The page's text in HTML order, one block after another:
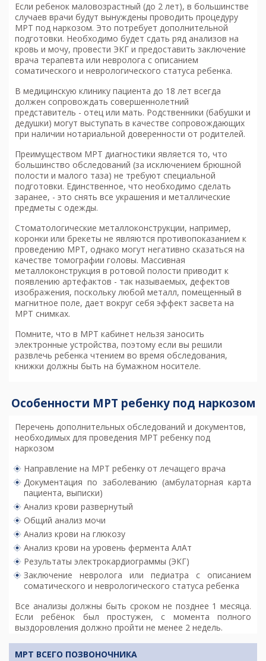
Если ребенок маловозрастный (до 2 лет), в большинстве
случаев врачи будут вынуждены проводить процедуру
МРТ под наркозом. Это потребует дополнительной
подготовки. Необходимо будет сдать ряд анализов на
кровь и мочу, провести ЭКГ и предоставить заключение
врача терапевта или невролога с описанием
соматического и неврологического статуса ребенка.
В медицинскую клинику пациента до 18 лет всегда
должен сопровождать совершеннолетний
представитель - отец или мать. Родственники (бабушки и
дедушки) могут выступать в качестве сопровождающих
при наличии нотариальной доверенности от родителей.
Преимуществом МРТ диагностики является то, что
большинство обследований (за исключением брюшной
полости и малого таза) не требуют специальной
подготовки. Единственное, что необходимо сделать
заранее, - это снять все украшения и металлические
предметы с одежды.
Стоматологические металлоконструкции, например,
коронки или брекеты не являются противопоказанием к
проведению МРТ, однако могут негативно сказаться на
качестве томографии головы. Массивная
металлоконструкция в ротовой полости приводит к
появлению артефактов - так называемых, дефектов
изображения, поскольку любой металл, помещенный в
магнитное поле, дает вокруг себя эффект засвета на
МРТ снимках.
Помните, что в МРТ кабинет нельзя заносить
электронные устройства, поэтому если вы решили
развлечь ребенка чтением во время обследования,
книжки должны быть на бумажном носителе.
Особенности МРТ ребенку под наркозом
Перечень дополнительных обследований и документов,
необходимых для проведения МРТ ребенку под
наркозом
Направление на МРТ ребенку от лечащего врача
Документация по заболеванию (амбулаторная карта
пациента, выписки)
Анализ крови развернутый
Общий анализ мочи
Анализ крови на глюкозу
Анализ крови на уровень фермента АлАт
Результаты электрокардиограммы (ЭКГ)
Заключение невролога или педиатра с описанием
соматического и неврологического статуса ребенка
Все анализы должны быть сроком не позднее 1 месяца.
Если ребёнок был простужен, с момента полного
выздоровления должно пройти не менее 2 недель.
МРТ ВСЕГО ПОЗВОНОЧНИКА